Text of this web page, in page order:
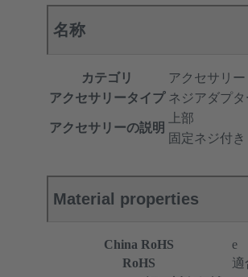
名称
カテゴリ
アクセサリー
アクセサリータイプ ネジアダプタ
アクセサリーの説明
上部
固定ネジ付き
Material properties
China RoHS
e
RoHS
適